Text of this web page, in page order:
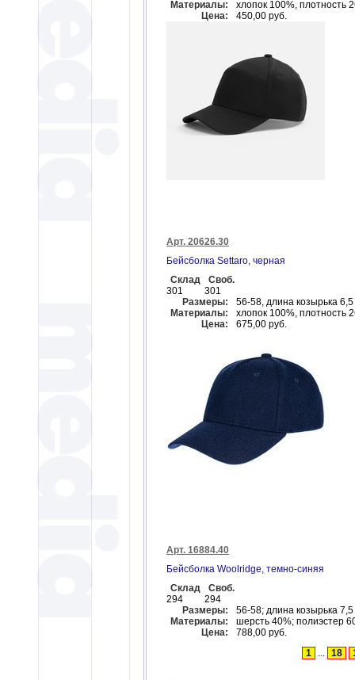
Материалы:
хлопок 100%, плотность
Цена:
450,00 руб.
Арт. 20626.30
Бейсболка Settaro, черная
Склад
Своб.
301
301
Размеры:
56-58, длина козырька
Материалы:
хлопок 100%, плотность
Цена:
675,00 руб.
Арт. 16884.40
Бейсболка Woolridge, темно-синяя
Склад
Своб.
294
294
Размеры:
56-58; длина козырька
Материалы:
шерсть 40%; полиэстер
Цена:
788,00 руб.
1
... 18